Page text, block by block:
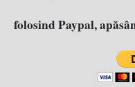
folosind Paypal,